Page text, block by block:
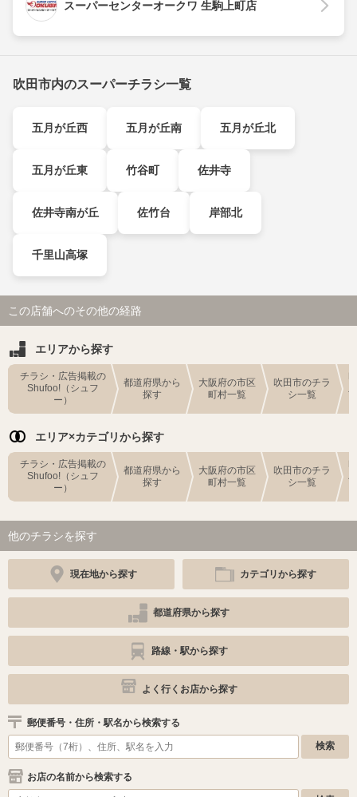
スーパーセンターオークワ 生駒上町店
吹田市内のスーパーチラシ一覧
五月が丘西 五月が丘南 五月が丘北
五月が丘東 竹谷町 佐井寺
佐井寺南が丘 佐竹台 岸部北
千里山高塚
この店舗へのその他の経路
エリアから探す
チラシ・広告掲載の
Shufoo!（シュフ
ー）
都道府県から
探す
大阪府の市区
町村一覧
吹田市のチラ
シ一覧
エリア×カテゴリから探す
チラシ・広告掲載の
Shufoo!（シュフ
ー）
都道府県から
探す
大阪府の市区
町村一覧
吹田市のチラ
シ一覧
他のチラシを探す
現在地から探す カテゴリから探す
都道府県から探す
路線・駅から探す
よく行くお店から探す
郵便番号・住所・駅名から検索する
お店の名前から検索する